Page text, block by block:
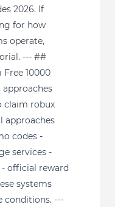
2026. If
for how
operate,
--- ##
10000
approaches
claim robux
approaches
codes -
services -
official reward
systems
conditions. ---